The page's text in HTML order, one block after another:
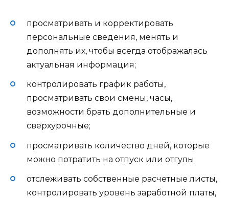
просматривать и корректировать
персональные сведения, менять и
дополнять их, чтобы всегда отображалась
актуальная информация;
контролировать график работы,
просматривать свои смены, часы,
возможности брать дополнительные и
сверхурочные;
просматривать количество дней, которые
можно потратить на отпуск или отгулы;
отслеживать собственные расчетные листы,
контролировать уровень заработной платы,